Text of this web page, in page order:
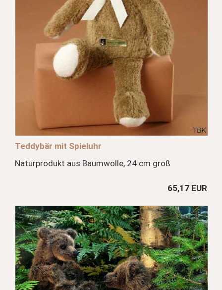
Teddybär mit Spieluhr
Naturprodukt aus Baumwolle, 24 cm groß
65,17 EUR